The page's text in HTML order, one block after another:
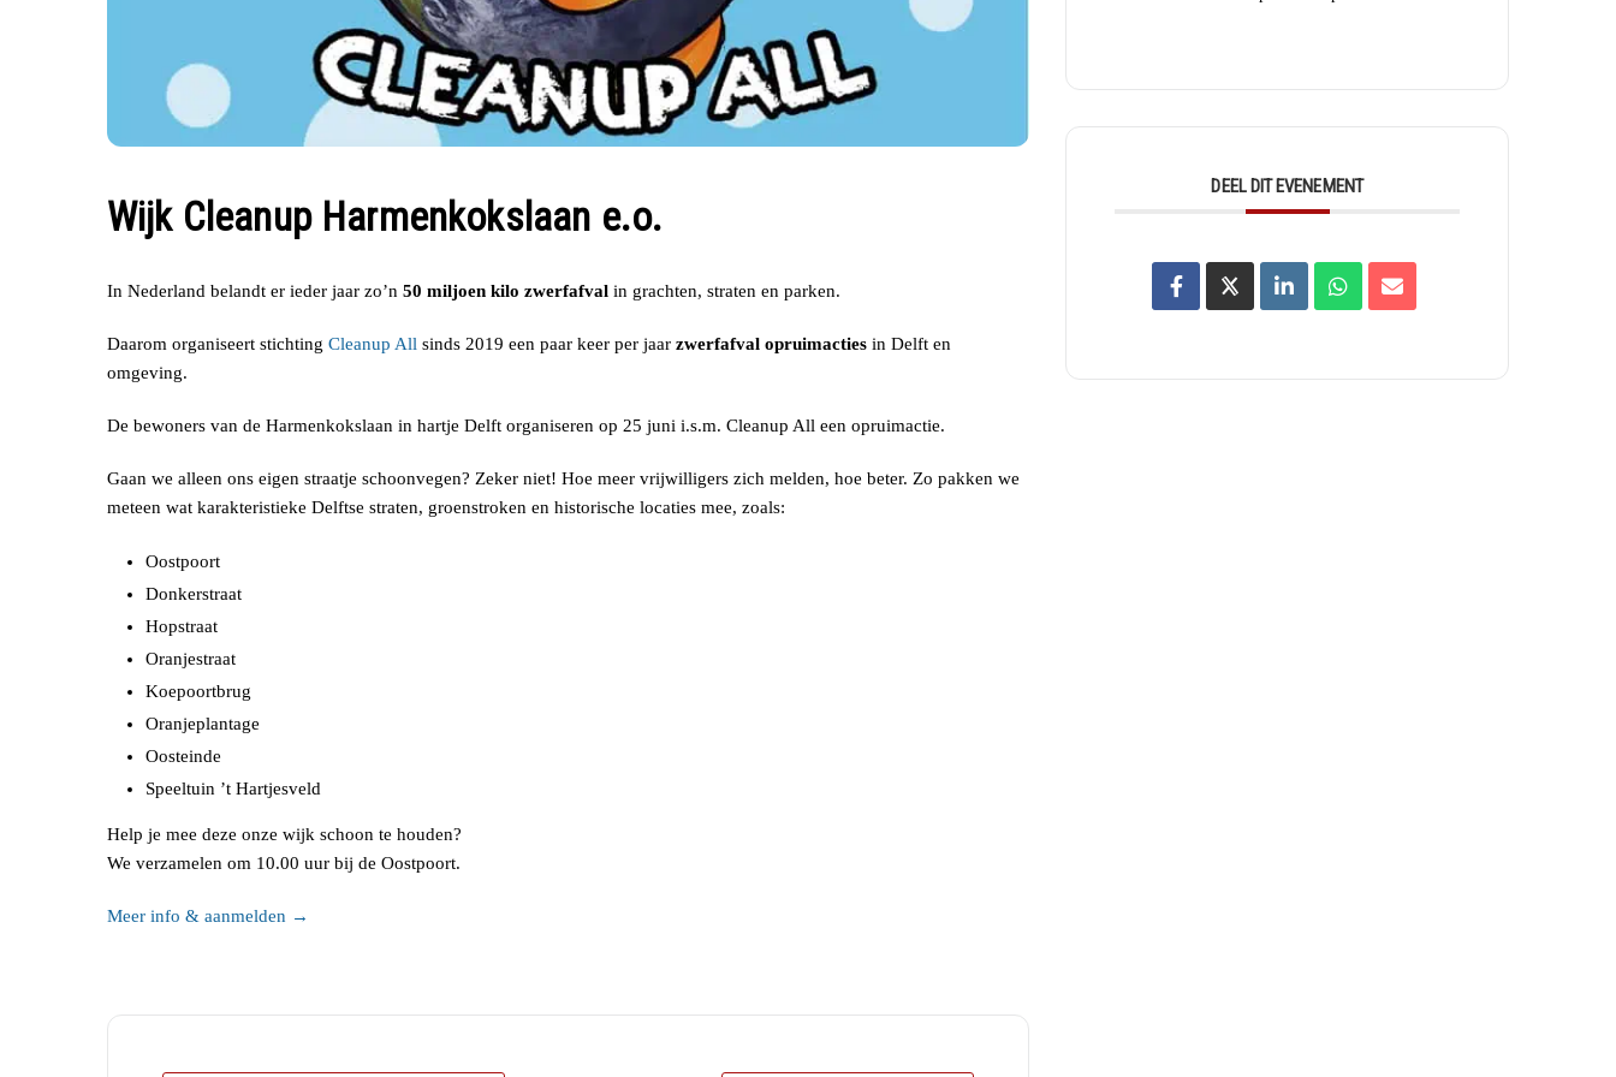
Wijk Cleanup Harmenkokslaan e.o.
In Nederland belandt er ieder jaar zo’n 50 miljoen kilo zwerfafval in grachten, straten en parken.
Daarom organiseert stichting Cleanup All sinds 2019 een paar keer per jaar zwerfafval opruimacties in Delft en
omgeving.
De bewoners van de Harmenkokslaan in hartje Delft organiseren op 25 juni i.s.m. Cleanup All een opruimactie.
Gaan we alleen ons eigen straatje schoonvegen? Zeker niet! Hoe meer vrijwilligers zich melden, hoe beter. Zo pakken we
meteen wat karakteristieke Delftse straten, groenstroken en historische locaties mee, zoals:
Oostpoort
Donkerstraat
Hopstraat
Oranjestraat
Koepoortbrug
Oranjeplantage
Oosteinde
Speeltuin ’t Hartjesveld
Help je mee deze onze wijk schoon te houden?
We verzamelen om 10.00 uur bij de Oostpoort.
Meer info & aanmelden →
DEEL DIT EVENEMENT